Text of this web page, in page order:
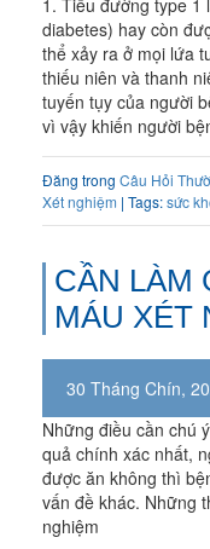
1. Tiểu đường type 1
diabetes) hay còn
thể xảy ra ở mọi lứa
thiếu niên và thanh
tuyến tụy của người
vì vậy khiến người
Đăng trong Câu Hỏi
Xét nghiệm | Tags:sức
CẦN LÀM
MÁU XÉT
30 Tháng Chín,
Những điều cần chú
quả chính xác nhất,
được ăn không thì
vấn đề khác. Những
nghiệm